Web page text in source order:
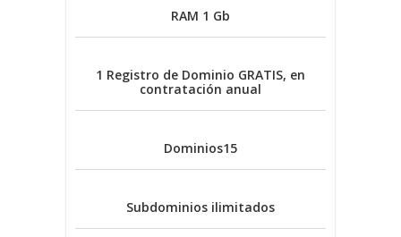
RAM 1 Gb
1 Registro de Dominio GRATIS, en
contratación anual
Dominios15
Subdominios ilimitados